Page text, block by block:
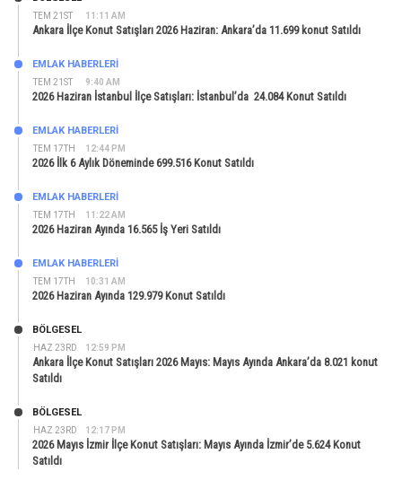
TEM 21ST 11:11 AM
Ankara İlçe Konut Satışları 2026 Haziran: Ankara’da 11.699 konut Satıldı
TEM 21ST 9:40 AM
EMLAK HABERLERI
2026 Haziran İstanbul İlçe Satışları: İstanbul’da 24.084 Konut Satıldı
TEM 17TH 12:44 PM
EMLAK HABERLERI
2026 İlk 6 Aylık Döneminde 699.516 Konut Satıldı
TEM 17TH 11:22 AM
EMLAK HABERLERI
2026 Haziran Ayında 16.565 İş Yeri Satıldı
TEM 17TH 10:31 AM
EMLAK HABERLERI
2026 Haziran Ayında 129.979 Konut Satıldı
HAZ 23RD 12:59 PM
BÖLGESEL
Ankara İlçe Konut Satışları 2026 Mayıs: Mayıs Ayında Ankara’da 8.021 konut
Satıldı
HAZ 23RD 12:17 PM
BÖLGESEL
2026 Mayıs İzmir İlçe Konut Satışları: Mayıs Ayında İzmir’de 5.624 Konut
Satıldı